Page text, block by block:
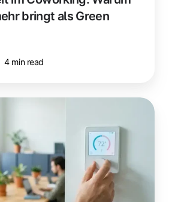
bringt als Green
4 min read